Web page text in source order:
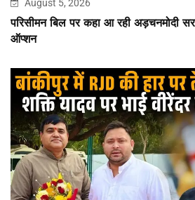
August 5, 2026
परिसीमन बिल पर कहा आ रही अड़चनमोदी
ऑप्शन